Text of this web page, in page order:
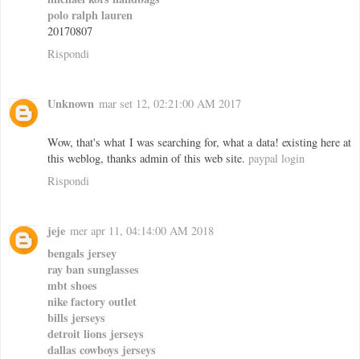
polo ralph lauren
20170807
Rispondi
Unknown mar set 12, 02:21:00 AM 2017
Wow, that's what I was searching for, what a data! existing here at
this weblog, thanks admin of this web site. paypal login
Rispondi
jeje mer apr 11, 04:14:00 AM 2018
bengals jersey
ray ban sunglasses
mbt shoes
nike factory outlet
bills jerseys
detroit lions jerseys
dallas cowboys jerseys